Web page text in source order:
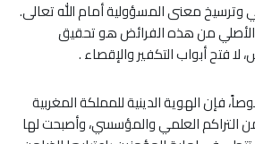
وترسيخ معنى المسؤولية أمام الله تعالى.
من هذه الفرائض هو تحقيق
لا فتح أبواب التكفير والإقصاء .
فإن الهوية الدينية للمملكة المغربية
التراكم العلمي والمؤسسي، وأصبحت لها